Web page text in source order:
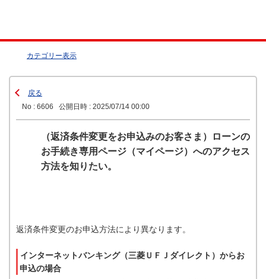
カテゴリー表示
戻る
No : 6606
公開日時 : 2025/07/14 00:00
（返済条件変更をお申込みのお客さま）ローンの
お手続き専用ページ（マイページ）へのアクセス
方法を知りたい。
返済条件変更のお申込方法により異なります。
インターネットバンキング（三菱ＵＦＪダイレクト）からお
申込の場合